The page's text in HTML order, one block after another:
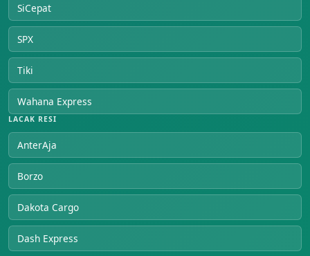
SiCepat
SPX
Tiki
Wahana Express
LACAK RESI
AnterAja
Borzo
Dakota Cargo
Dash Express